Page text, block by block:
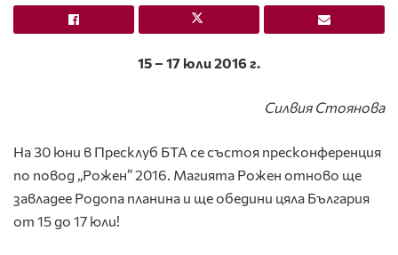
15 – 17 юли 2016 г.
Силвия Стоянова
На 30 юни в Пресклуб БТА се състоя пресконференция
по повод „Рожен” 2016. Магията Рожен отново ще
завладее Родопа планина и ще обедини цяла България
от 15 до 17 юли!